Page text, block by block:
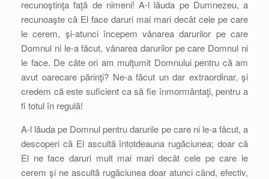
recunoştinţa faţă de nimeni! A-l lăuda pe Dumnezeu, a
recunoaşte că El face daruri mai mari decât cele pe care
le cerem, şi-atunci începem vânarea darurilor pe care
Domnul ni le-a făcut, vânarea darurilor pe care Domnul ni
le face. De câte ori am mulţumit Domnului pentru că am
avut oarecare părinţi? Ne-a făcut un dar extraordinar, şi
credem că este suficient ca să fie înmormântaţi, pentru a
fi totul în regulă!
A-l lăuda pe Domnul pentru darurile pe care ni le-a făcut, a
descoperi că El ascultă întotdeauna rugăciunea; doar că
El ne face daruri mult mai mari decât cele pe care le
cerem şi ne ascultă rugăciunea doar atunci când, efectiv,